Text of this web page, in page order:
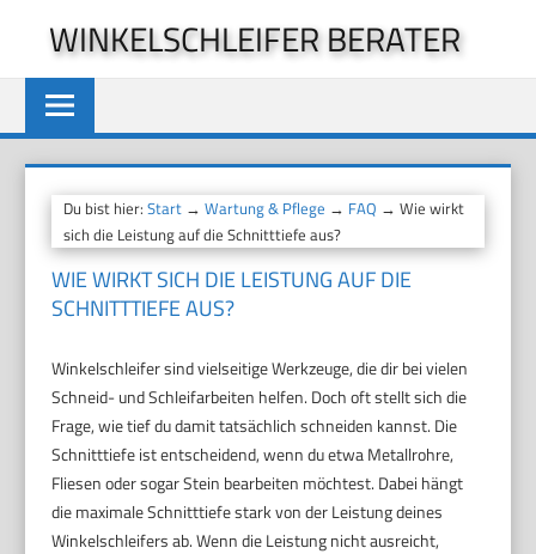
springen
WINKELSCHLEIFER BERATER
Du bist hier:Start →Wartung & Pflege → FAQ → Wie wirkt
sich die Leistung auf die Schnitttiefe aus?
WIE WIRKT SICH DIE LEISTUNG AUF DIE
SCHNITTTIEFE AUS?
Winkelschleifer sind vielseitige Werkzeuge, die dir bei vielen
Schneid- und Schleifarbeiten helfen. Doch oft stellt sich die
Frage, wie tief du damit tatsächlich schneiden kannst. Die
Schnitttiefe ist entscheidend, wenn du etwa Metallrohre,
Fliesen oder sogar Stein bearbeiten möchtest. Dabei hängt
die maximale Schnitttiefe stark von der Leistung deines
Winkelschleifers ab. Wenn die Leistung nicht ausreicht,